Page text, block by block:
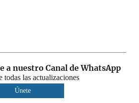
a nuestro Canal de WhatsApp
todas las actualizaciones
Únete